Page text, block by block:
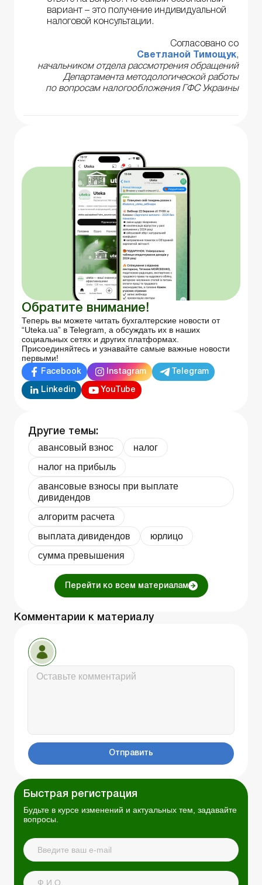
вариант – это получение индивидуальной
налоговой консультации.
Согласовано со
Светланой Тимощук,
начальником отдела рассмотрения обращений
Департамента методологической работы
по вопросам налогообложения ГФС Украины
Обратите внимание!
Теперь вы можете читать бухгалтерские новости от
“Uteka.ua” в Telegram, а обсуждать их в наших
социальных сетях и других платформах.
Присоединяйтесь и узнавайте самые важные новости
первыми!
Facebook Instagram Telegram
Linkedin YouTube
Другие темы:
авансовый взнос
налог
налог на прибыль
авансовые взносы при выплате
дивидендов
алгоритм расчета
выплата дивидендов
юрлицо
сумма превышения
Перейти ко всем материалам
Комментарии к материалу
Отправить
Быстрая регистрация
Будьте в курсе изменений и актуальных тем, задавайте
вопросы.